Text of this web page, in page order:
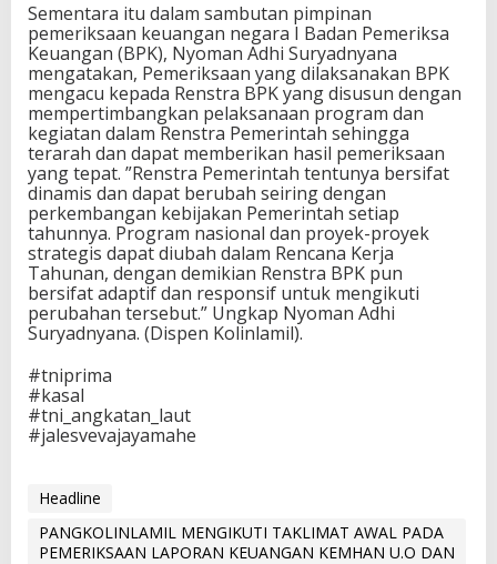
Sementara itu dalam sambutan pimpinan
pemeriksaan keuangan negara I Badan Pemeriksa
Keuangan (BPK), Nyoman Adhi Suryadnyana
mengatakan, Pemeriksaan yang dilaksanakan BPK
mengacu kepada Renstra BPK yang disusun dengan
mempertimbangkan pelaksanaan program dan
kegiatan dalam Renstra Pemerintah sehingga
terarah dan dapat memberikan hasil pemeriksaan
yang tepat. ”Renstra Pemerintah tentunya bersifat
dinamis dan dapat berubah seiring dengan
perkembangan kebijakan Pemerintah setiap
tahunnya. Program nasional dan proyek-proyek
strategis dapat diubah dalam Rencana Kerja
Tahunan, dengan demikian Renstra BPK pun
bersifat adaptif dan responsif untuk mengikuti
perubahan tersebut.” Ungkap Nyoman Adhi
Suryadnyana. (Dispen Kolinlamil).
#tniprima
#kasal
#tni_angkatan_laut
#jalesvevajayamahe
Headline
PANGKOLINLAMIL MENGIKUTI TAKLIMAT AWAL PADA
PEMERIKSAAN LAPORAN KEUANGAN KEMHAN U.O DAN